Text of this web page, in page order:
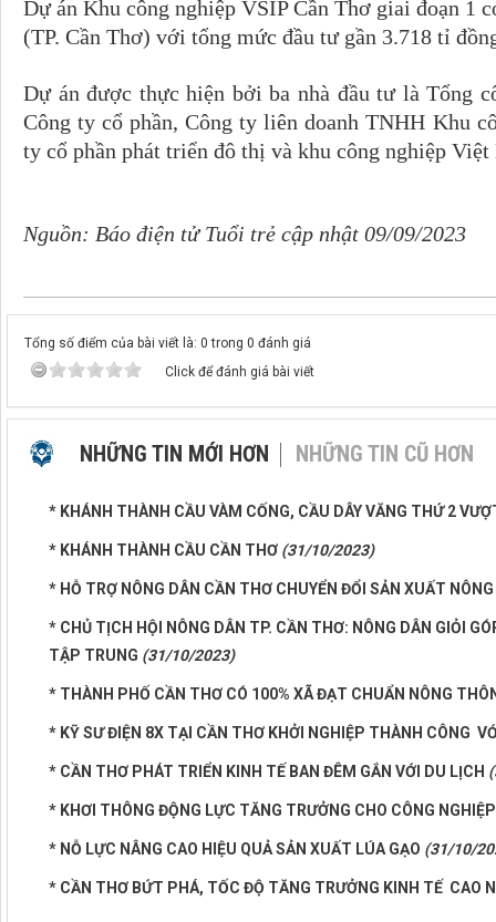
Dự án Khu công nghiệp VSIP Cần Thơ giai đoạn 1
(TP. Cần Thơ) với tổng mức đầu tư gần 3.718 tỉ
Dự án được thực hiện bởi ba nhà đầu tư là Tổng
Công ty cổ phần, Công ty liên doanh TNHH Khu
ty cổ phần phát triển đô thị và khu công nghiệp Việt
Nguồn: Báo điện tử Tuổi trẻ cập nhật 09/09/2023
Tổng số điểm của bài viết là: 0 trong 0 đánh giá
Click để đánh giá bài viết
NHỮNG TIN MỚI HƠN NHỮNG TIN CŨ HƠN
* KHÁNH THÀNH CẦU VÀM CỐNG, CẦU DÂY VĂNG THỨ 2
* KHÁNH THÀNH CẦU CẦN THƠ (31/10/2023)
* HỖ TRỢ NÔNG DÂN CẦN THƠ CHUYỂN ĐỔI SẢN XUẤT
* CHỦ TỊCH HỘI NÔNG DÂN TP. CẦN THƠ: NÔNG DÂN GIỎI
TẬP TRUNG (31/10/2023)
* THÀNH PHỐ CẦN THƠ CÓ 100% XÃ ĐẠT CHUẨN NÔNG
* KỸ SƯ ĐIỆN 8X TẠI CẦN THƠ KHỞI NGHIỆP THÀNH CÔNG
* CẦN THƠ PHÁT TRIỂN KINH TẾ BAN ĐÊM GẮN VỚI DU LỊCH
* KHƠI THÔNG ĐỘNG LỰC TĂNG TRƯỞNG CHO CÔNG
* NỖ LỰC NÂNG CAO HIỆU QUẢ SẢN XUẤT LÚA GẠO (31/10/
* CẦN THƠ BỨT PHÁ, TỐC ĐỘ TĂNG TRƯỞNG KINH TẾ CAO